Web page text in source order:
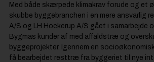
Med både skærpede klimakrav forude og et
skubbe byggebranchen i en mere ansvarlig
A/S og LH Hockerup A/S gået i samarbejde
Bygmas kunder af med affaldstræ og
byggeprojekter. Igennem en
få bearbejdet resttræ fra byggeriet til nye